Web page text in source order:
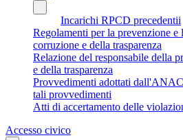
Incarichi RPCD precedentii
Regolamenti per la prevenzione e
corruzione e della trasparenza
Relazione del responsabile della
e della trasparenza
Provvedimenti adottati
tali provvedimenti
Atti di accertamento delle
Accesso civico